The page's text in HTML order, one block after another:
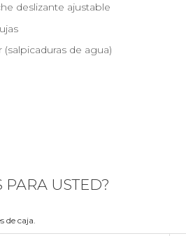
deslizante ajustable
(salpicaduras de agua)
USTED?
de caja.